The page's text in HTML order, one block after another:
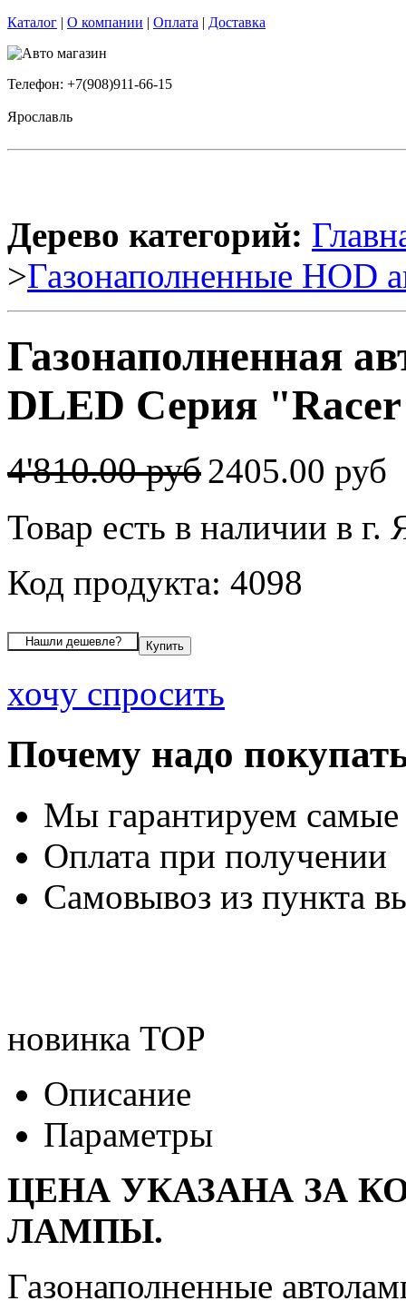
Каталог | О компании | Оплата | Доставка
Телефон: +7(908)911-66-15
Ярославль
Дерево категорий:
>Газонаполненные HOD
Газонаполненная
DLED Серия
4'810.00 руб2405.00 руб
Товар есть в наличии в г.
Код продукта: 4098
хочу спросить
Почему надо
Мы гарантируем
Оплата при получении
Самовывоз из пункта
новинка TOP
Описание
Параметры
ЦЕНА УКАЗАНА ЗА
ЛАМПЫ.
Газонаполненные